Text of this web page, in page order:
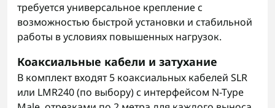
требуется универсальное крепление с
возможностью быстрой установки и стабильной
работы в условиях повышенных нагрузок.
Коаксиальные кабели и затухание
В комплект входят 5 коаксиальных кабелей SLR
или LMR240 (по выбору) с интерфейсом N-Type